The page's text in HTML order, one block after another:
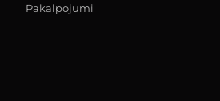
Pakalpojumi